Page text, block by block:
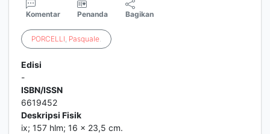
Komentar Penanda Bagikan
PORCELLI, Pasquale.
Edisi
-
ISBN/ISSN
6619452
Deskripsi Fisik
ix; 157 hlm; 16 x 23,5 cm.